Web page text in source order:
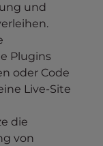
und
Plugins
oder Code
Live-Site
die
von